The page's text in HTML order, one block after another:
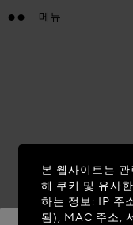
메뉴
본 웹사이트는
해 쿠키 및 유사
하는 정보: IP 주
됨), MAC 주소,